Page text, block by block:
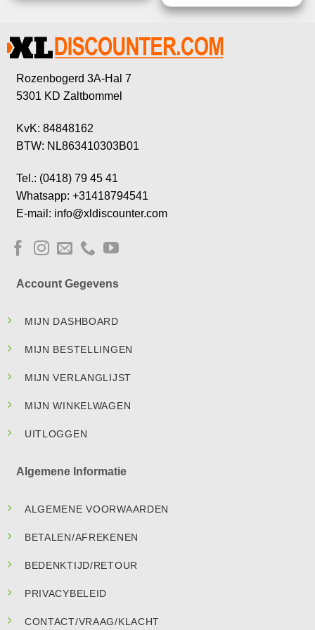
Rozenbogerd 3A-Hal 7
5301 KD Zaltbommel
KvK: 84848162
BTW: NL863410303B01
Tel.: (0418) 79 45 41
Whatsapp: +31418794541
E-mail: info@xldiscounter.com
Account Gegevens
MIJN DASHBOARD
MIJN BESTELLINGEN
MIJN VERLANGLIJST
MIJN WINKELWAGEN
UITLOGGEN
Algemene Informatie
ALGEMENE VOORWAARDEN
BETALEN/AFREKENEN
BEDENKTIJD/RETOUR
PRIVACYBELEID
CONTACT/VRAAG/KLACHT